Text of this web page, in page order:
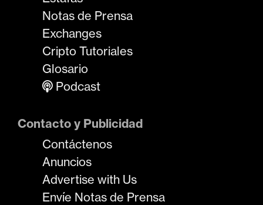
Notas de Prensa
Exchanges
Cripto Tutoriales
Glosario
Podcast
Contacto y Publicidad
Contáctenos
Anuncios
Advertise with Us
Envíe Notas de Prensa